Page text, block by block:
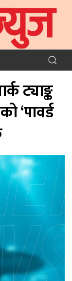
ट्याङ्क
‘पावर्ड